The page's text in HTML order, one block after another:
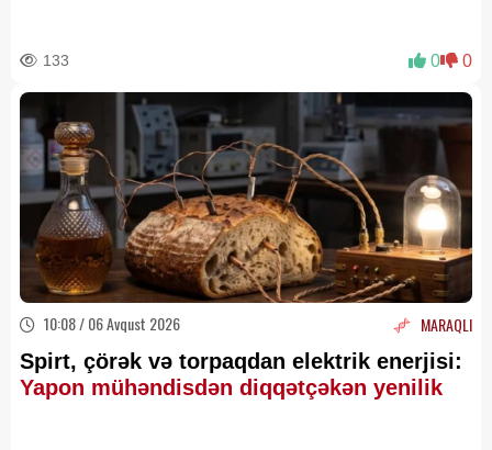
133 0 0
10:08 / 06 Avqust 2026 MARAQLI
Spirt, çörək və torpaqdan elektrik enerjisi:
Yapon mühəndisdən diqqətçəkən yenilik